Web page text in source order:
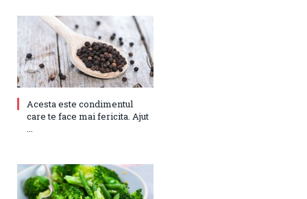
Acesta este condimentul
care te face mai fericita. Ajut
...